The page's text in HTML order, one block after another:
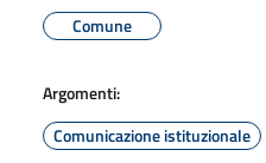
Comune
Argomenti:
Comunicazione istituzionale